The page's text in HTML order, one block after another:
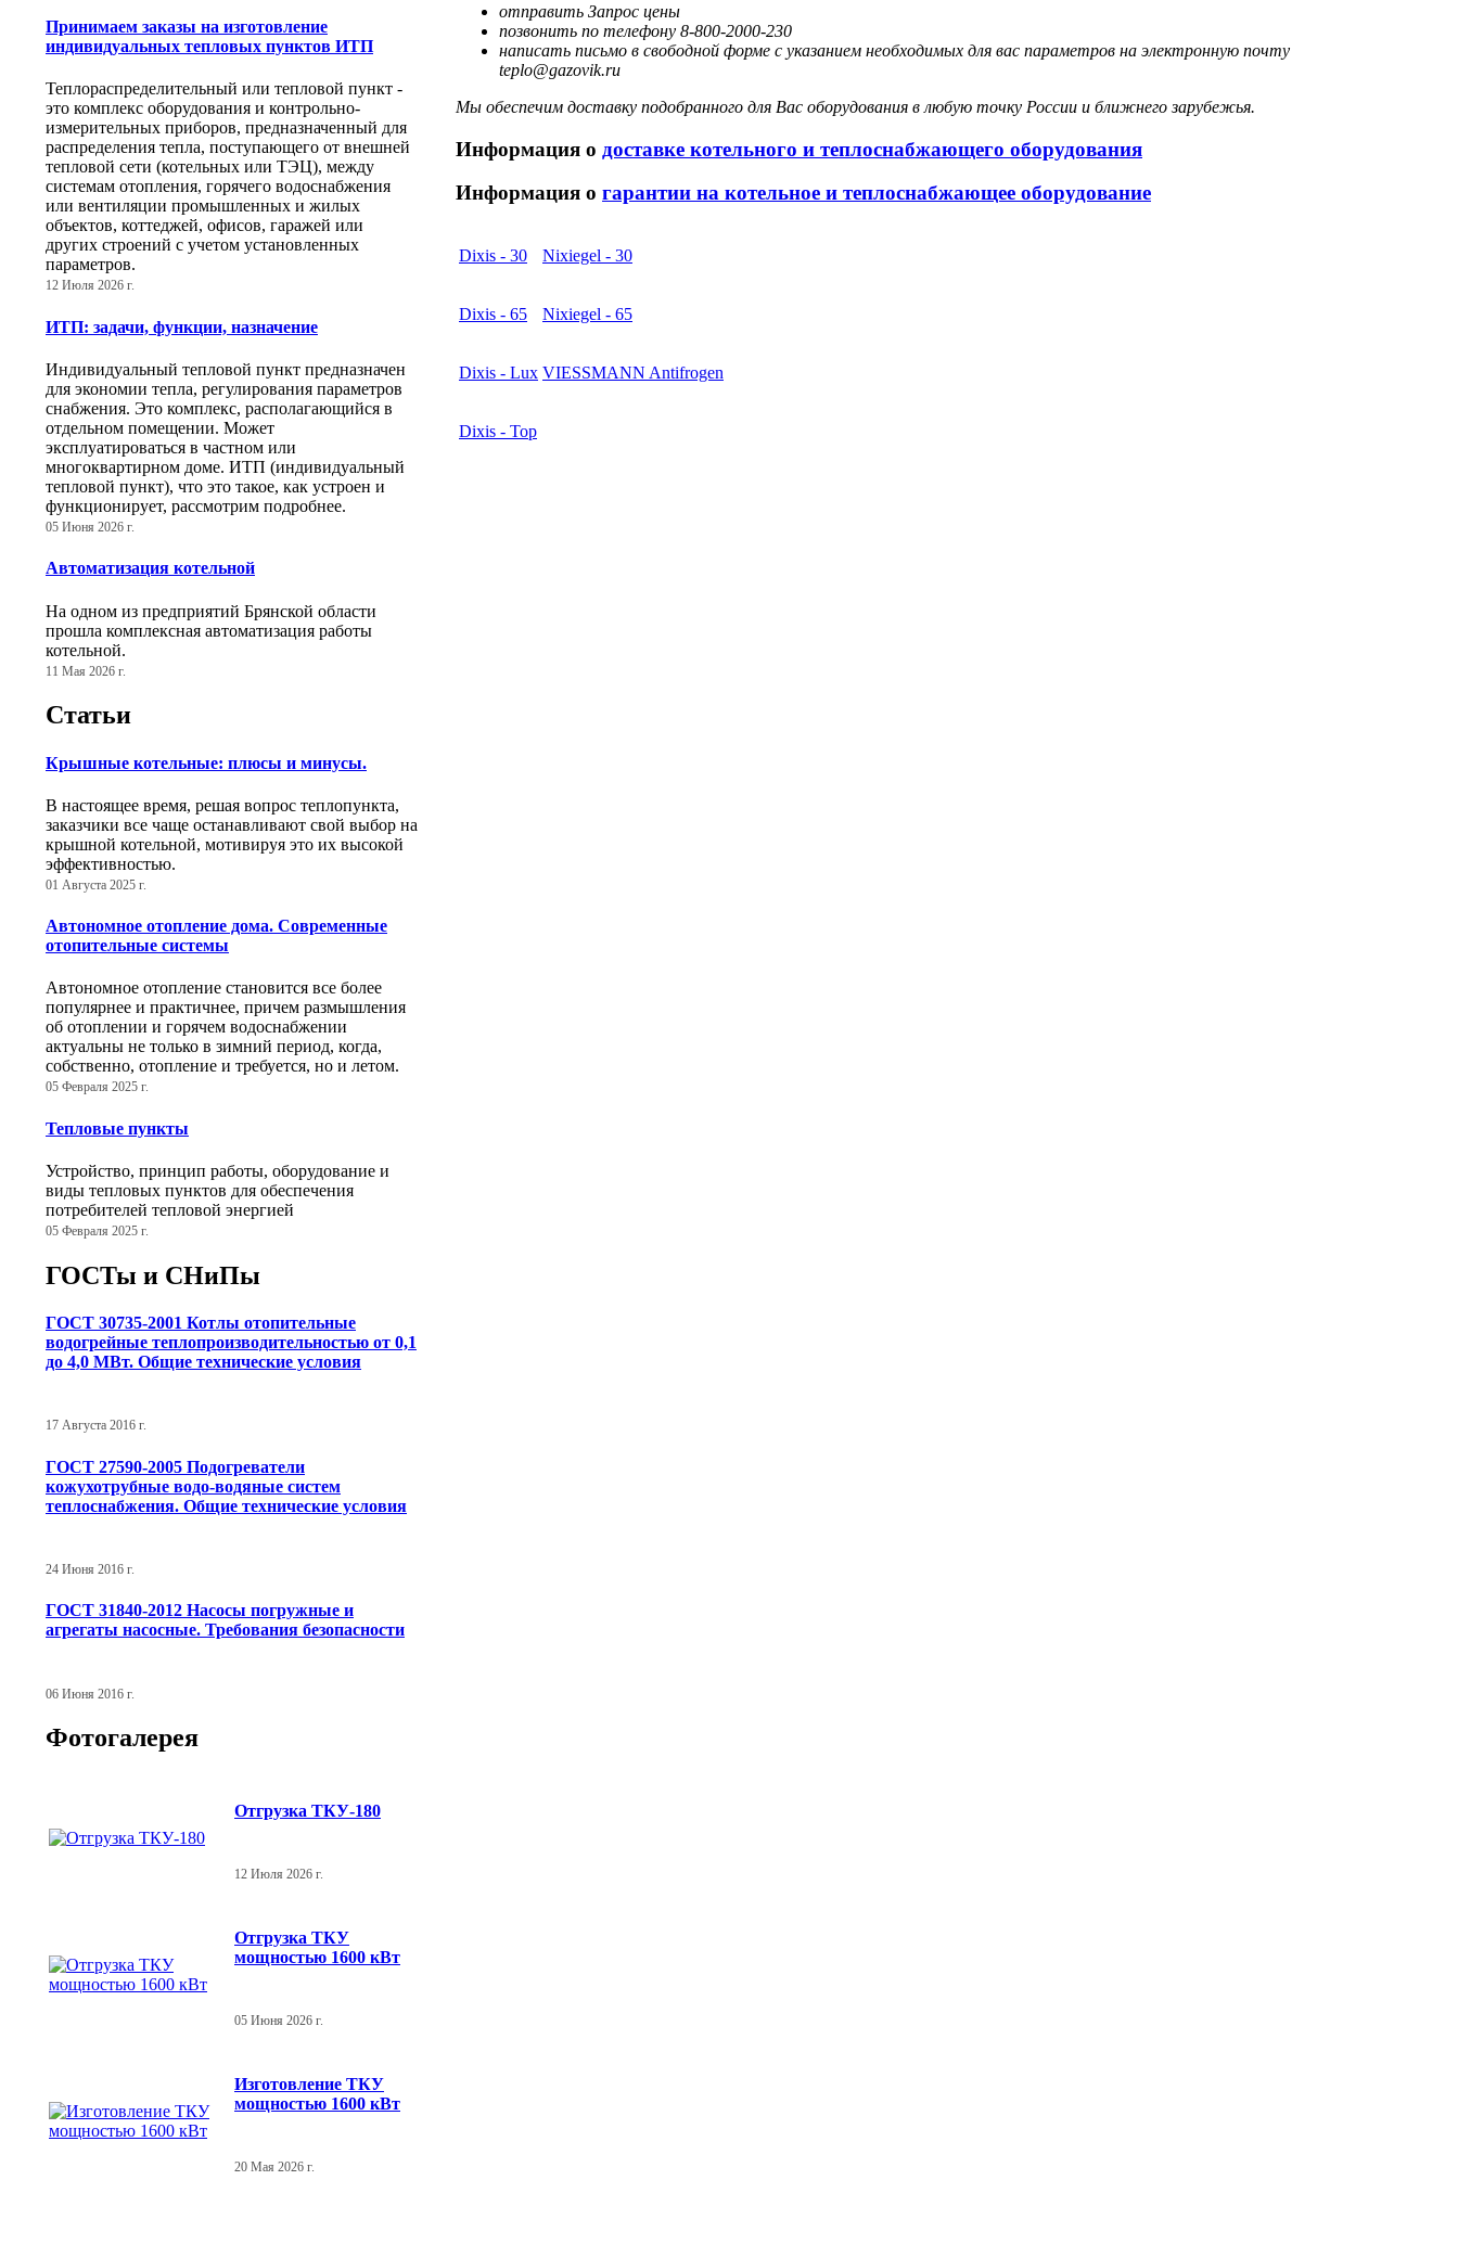
Принимаем заказы на изготовление
индивидуальных тепловых пунктов ИТП
Теплораспределительный или тепловой пункт -
это комплекс оборудования и контрольно-
измерительных приборов, предназначенный для
распределения тепла, поступающего от внешней
тепловой сети (котельных или ТЭЦ), между
системам отопления, горячего водоснабжения
или вентиляции промышленных и жилых
объектов, коттеджей, офисов, гаражей или
других строений с учетом установленных
параметров.
12 Июля 2026 г.
ИТП: задачи, функции, назначение
Индивидуальный тепловой пункт предназначен
для экономии тепла, регулирования параметров
снабжения. Это комплекс, располагающийся в
отдельном помещении. Может
эксплуатироваться в частном или
многоквартирном доме. ИТП (индивидуальный
тепловой пункт), что это такое, как устроен и
функционирует, рассмотрим подробнее.
05 Июня 2026 г.
Автоматизация котельной
На одном из предприятий Брянской области
прошла комплексная автоматизация работы
котельной.
11 Мая 2026 г.
Статьи
Крышные котельные: плюсы и минусы.
В настоящее время, решая вопрос теплопункта,
заказчики все чаще останавливают свой выбор на
крышной котельной, мотивируя это их высокой
эффективностью.
01 Августа 2025 г.
Автономное отопление дома. Современные
отопительные системы
Автономное отопление становится все более
популярнее и практичнее, причем размышления
об отоплении и горячем водоснабжении
актуальны не только в зимний период, когда,
собственно, отопление и требуется, но и летом.
05 Февраля 2025 г.
Тепловые пункты
Устройство, принцип работы, оборудование и
виды тепловых пунктов для обеспечения
потребителей тепловой энергией
05 Февраля 2025 г.
ГОСТы и СНиПы
ГОСТ 30735-2001 Котлы отопительные
водогрейные теплопроизводительностью от 0,1
до 4,0 МВт. Общие технические условия
17 Августа 2016 г.
ГОСТ 27590-2005 Подогреватели
кожухотрубные водо-водяные систем
теплоснабжения. Общие технические условия
24 Июня 2016 г.
ГОСТ 31840-2012 Насосы погружные и
агрегаты насосные. Требования безопасности
06 Июня 2016 г.
Фотогалерея
Отгрузка ТКУ-180
12 Июля 2026 г.
Отгрузка ТКУ
мощностью 1600 кВт
05 Июня 2026 г.
Изготовление ТКУ
мощностью 1600 кВт
20 Мая 2026 г.
отправить Запрос цены
позвонить по телефону 8-800-2000-230
написать письмо в свободной форме с указанием необходимых для вас параметров на электронную почту
teplo@gazovik.ru
Мы обеспечим доставку подобранного для Вас оборудования в любую точку России и ближнего зарубежья.
Информация о доставке котельного и теплоснабжающего оборудования
Информация о гарантии на котельное и теплоснабжающее оборудование
Dixis - 30 Nixiegel - 30
Dixis - 65 Nixiegel - 65
Dixis - Lux VIESSMANN Antifrogen
Dixis - Top